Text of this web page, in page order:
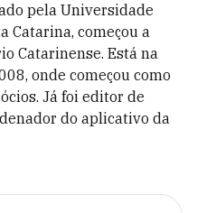
pela Universidade
Catarina, começou a
Catarinense. Está na
onde começou como
Já foi editor de
do aplicativo da